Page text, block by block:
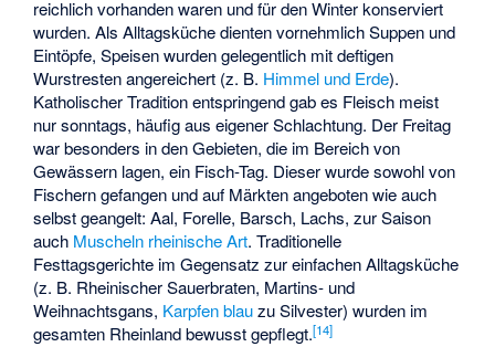
reichlich vorhanden waren und für den Winter konserviert
wurden. Als Alltagsküche dienten vornehmlich Suppen und
Eintöpfe, Speisen wurden gelegentlich mit deftigen
Wurstresten angereichert (z. B. Himmel und Erde).
Katholischer Tradition entspringend gab es Fleisch meist
nur sonntags, häufig aus eigener Schlachtung. Der Freitag
war besonders in den Gebieten, die im Bereich von
Gewässern lagen, ein Fisch-Tag. Dieser wurde sowohl von
Fischern gefangen und auf Märkten angeboten wie auch
selbst geangelt: Aal, Forelle, Barsch, Lachs, zur Saison
auch Muscheln rheinische Art. Traditionelle
Festtagsgerichte im Gegensatz zur einfachen Alltagsküche
(z. B. Rheinischer Sauerbraten, Martins- und
Weihnachtsgans, Karpfen blauzu Silvester) wurden im
gesamten Rheinland bewusst gepflegt.[14]